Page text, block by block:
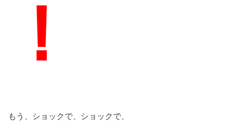
！
もう、ショックで、ショックで、